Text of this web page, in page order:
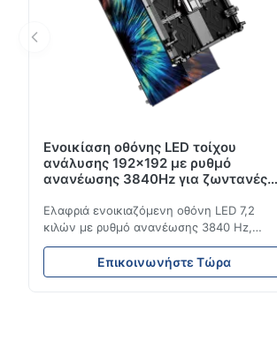
Ενοικίαση οθόνης LED τοίχου
ανάλυσης 192x192 με ρυθμό
ανανέωσης 3840Hz για ζωντανές
Ελαφριά ενοικιαζόμενη οθόνη LED 7,2
κιλών με ρυθμό ανανέωσης 3840 Hz,
φωτεινότητα 700 cd/m² και ανάλυση
192x192. Ιδανικό για ζωντανές εκδηλώσεις
με εύκολη εγκατάσταση και παγκόσμια
Επικοινωνήστε Τώρα